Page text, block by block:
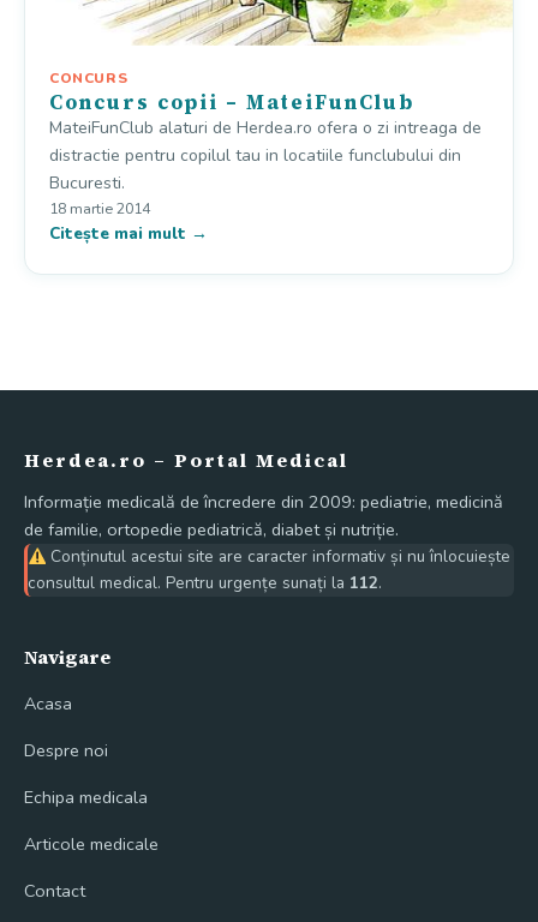
CONCURS
Concurs copii – MateiFunClub
MateiFunClub alaturi de Herdea.ro ofera o zi intreaga de
distractie pentru copilul tau in locatiile funclubului din
Bucuresti.
18 martie 2014
Citește mai mult →
Herdea.ro – Portal Medical
Informație medicală de încredere din 2009: pediatrie, medicină
de familie, ortopedie pediatrică, diabet și nutriție.
Conținutul acestui site are caracter informativ și nu înlocuiește
consultul medical. Pentru urgențe sunați la 112.
Navigare
Acasa
Despre noi
Echipa medicala
Articole medicale
Contact